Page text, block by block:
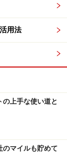
サービス提供者
用法
上手な使い道と
のマイルも貯めて